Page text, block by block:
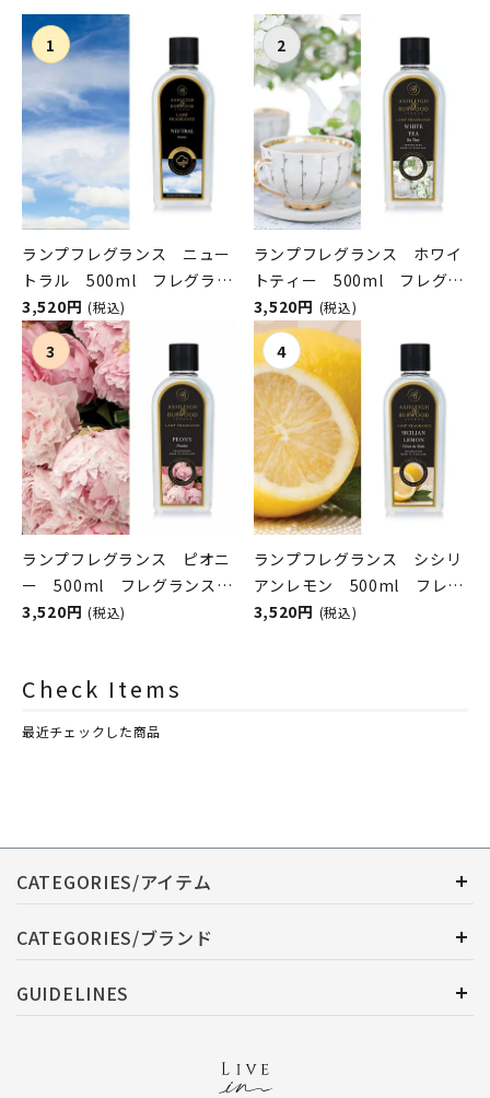
ランプフレグランス ニュー
トラル 500ml フレグラン
スランプ用オイル
ASHLEIGH&BURWOOD（ア
シュレイアンドバーウッド）
3,520円 (税込)
ランプフレグランス ホワイ
トティー 500ml フレグラ
ンスランプ用オイル
ASHLEIGH&BURWOOD（ア
シュレイアンドバーウッド）
3,520円 (税込)
ランプフレグランス ピオニ
ー 500ml フレグランスラ
ンプ用オイル
3,520円 (税込)
ランプフレグランス シシリ
アンレモン 500ml フレグ
ランスランプ用オイル
3,520円 (税込)
Check Items
最近チェックした商品
CATEGORIES/アイテム
CATEGORIES/ブランド
GUIDELINES